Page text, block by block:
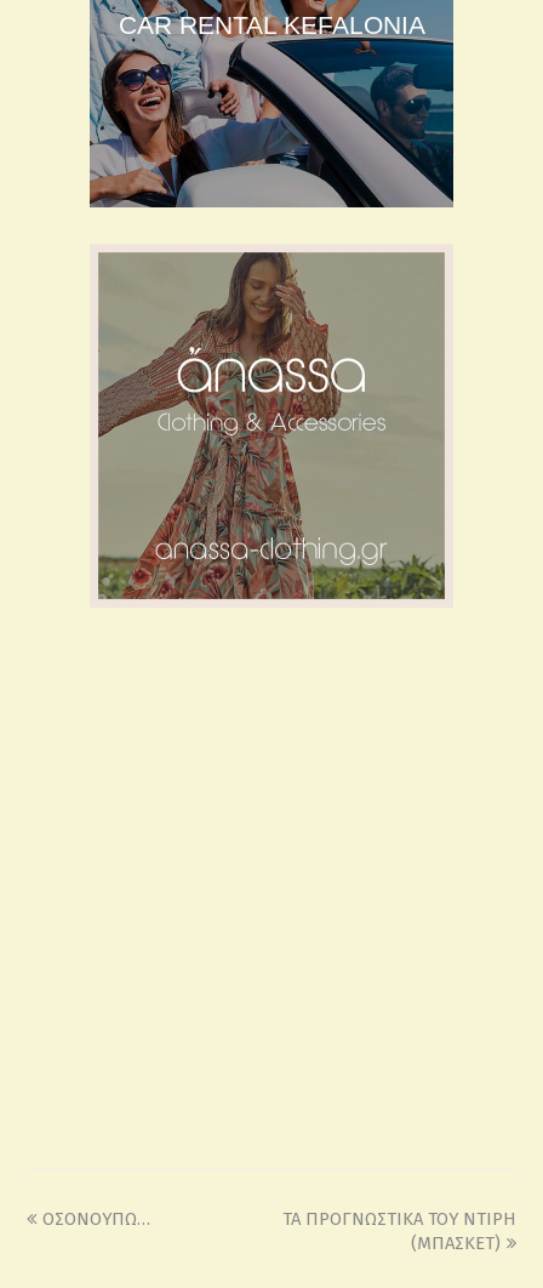
CAR RENTAL KEFALONIA
ΟΣΟΝΟΥΠΩ…
ΤΑ ΠΡΟΓΝΩΣΤΙΚΑ ΤΟΥ ΝΤΙΡΗ
(ΜΠΑΣΚΕΤ)